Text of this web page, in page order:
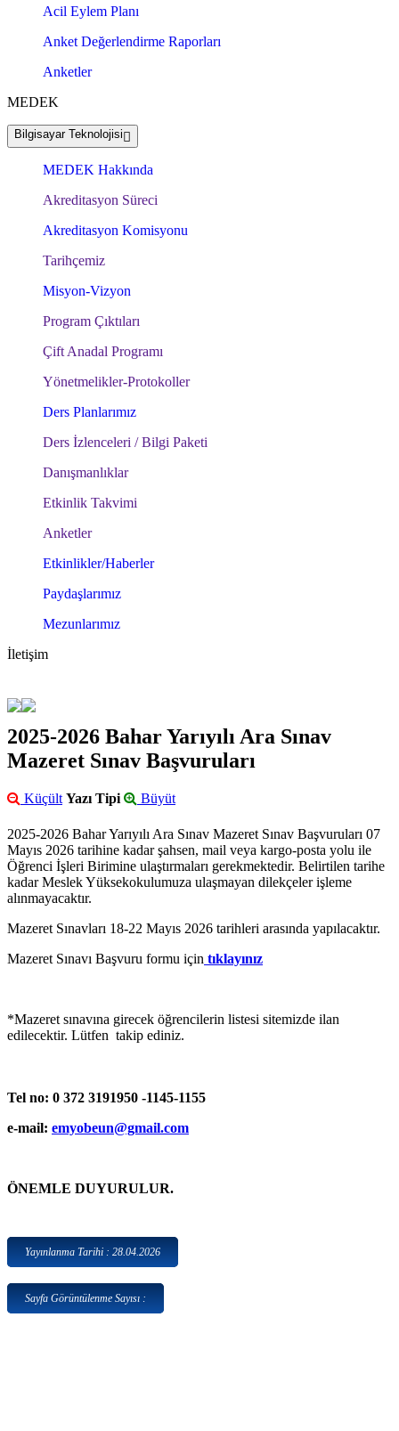
Acil Eylem Planı
Anket Değerlendirme Raporları
Anketler
MEDEK
Bilgisayar Teknolojisi
MEDEK Hakkında
Akreditasyon Süreci
Akreditasyon Komisyonu
Tarihçemiz
Misyon-Vizyon
Program Çıktıları
Çift Anadal Programı
Yönetmelikler-Protokoller
Ders Planlarımız
Ders İzlenceleri / Bilgi Paketi
Danışmanlıklar
Etkinlik Takvimi
Anketler
Etkinlikler/Haberler
Paydaşlarımız
Mezunlarımız
İletişim
2025-2026 Bahar Yarıyılı Ara Sınav
Mazeret Sınav Başvuruları
Küçült Yazı Tipi Büyüt
2025-2026 Bahar Yarıyılı Ara Sınav Mazeret Sınav Başvuruları 07
Mayıs 2026 tarihine kadar şahsen, mail veya kargo-posta yolu ile
Öğrenci İşleri Birimine ulaştırmaları gerekmektedir. Belirtilen tarihe
kadar Meslek Yüksekokulumuza ulaşmayan dilekçeler işleme
alınmayacaktır.
Mazeret Sınavları 18-22 Mayıs 2026 tarihleri arasında yapılacaktır.
Mazeret Sınavı Başvuru formu için tıklayınız
*Mazeret sınavına girecek öğrencilerin listesi sitemizde ilan
edilecektir. Lütfen takip ediniz.
Tel no: 0 372 3191950 -1145-1155
e-mail: emyobeun@gmail.com
ÖNEMLE DUYURULUR.
Yayınlanma Tarihi : 28.04.2026
Sayfa Görüntülenme Sayısı :